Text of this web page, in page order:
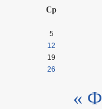
Ср
5
12
19
26
«